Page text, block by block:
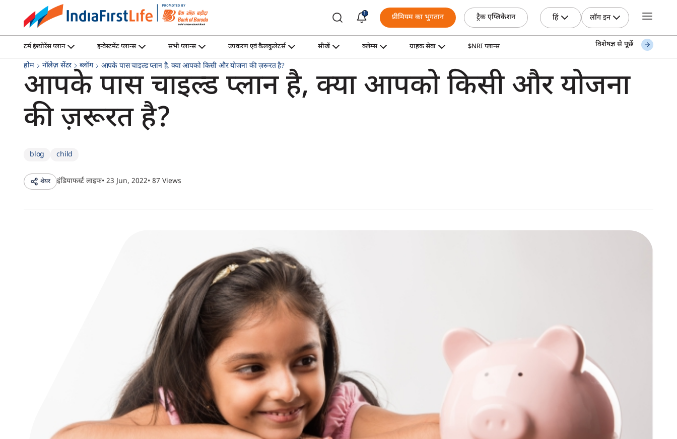
1 प्रीमियम का भुगतान ट्रैक एप्लिकेशन हिं लॉग इन
टर्म इंश्योरेंस प्लान इन्वेस्टमेंट प्लान्स सभी प्लान्स उपकरण एवं कैलकुलेटर्स सीखें क्लेम्स ग्राहक सेवा $NRI प्लान्स विशेषज्ञ से पूछें
होम नॉलेज़ सेंटर ब्लॉग आपके पास चाइल्ड प्लान है, क्या आपको किसी और योजना की ज़रूरत है?
आपके पास चाइल्ड प्लान है, क्या आपको किसी और योजना
की ज़रूरत है?
blog child
शेयर इंडियाफर्स्ट लाइफ• 23 Jun, 2022• 87 Views